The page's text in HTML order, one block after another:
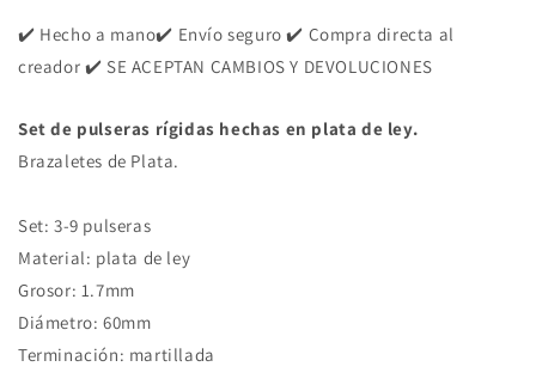
-
Brazaletes
Rígidos
-
Brazaletes
Rígidos
✔️ Hecho a mano✔️ Envío seguro ✔️ Compra directa al
creador ✔️ SE ACEPTAN CAMBIOS Y DEVOLUCIONES
Set de pulseras rígidas hechas en plata de ley.
Brazaletes de Plata.
Set: 3-9 pulseras
Material: plata de ley
Grosor: 1.7mm
Diámetro: 60mm
Terminación: martillada